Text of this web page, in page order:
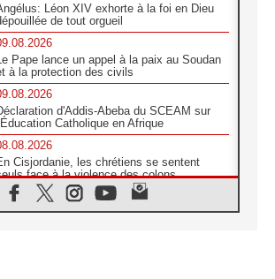
Léon XIV exhorte à la foi en Dieu
de tout orgueil
Pape lance un appel à la paix au Soudan
à la protection des civils
d'Addis-Abeba du SCEAM sur
Catholique en Afrique
Cisjordanie, les chrétiens se sentent
face à la violence des colons
08.08.2026
XIV au sanctuaire de Notre Dame du